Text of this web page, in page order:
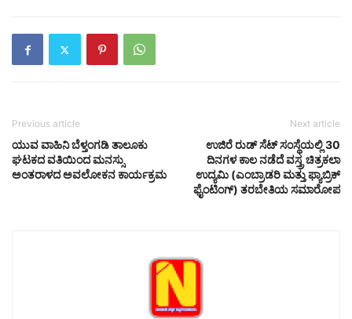
Previous article
ಯುವ ವಾಹಿನಿ ಬೆಳ್ತಂಗಡಿ ತಾಲೂಕು
ಘಟಕದ ವತಿಯಿಂದ ಮನಸ್ಸು
ಅಂತರಾಳದ ಅವಲೋಕನ ಕಾರ್ಯಕ್ರಮ
Next article
ಉಜಿರೆ ರುಡ್ ಸೆಟ್ ಸಂಸ್ಥೆಯಲ್ಲಿ 30
ದಿನಗಳ ಕಾಲ ನಡೆದೆ ವಸ್ತ್ರ ಚಿತ್ರಕಲಾ
ಉದ್ಯಮಿ (ಎಂಬ್ರಾಡರಿ ಮತ್ತು ಫ್ಯಾಬ್ರಿಕ್‌
ಫೈಂಟಿಂಗ್‌) ತರಬೇತಿಯ ಸಮಾರೋಪ